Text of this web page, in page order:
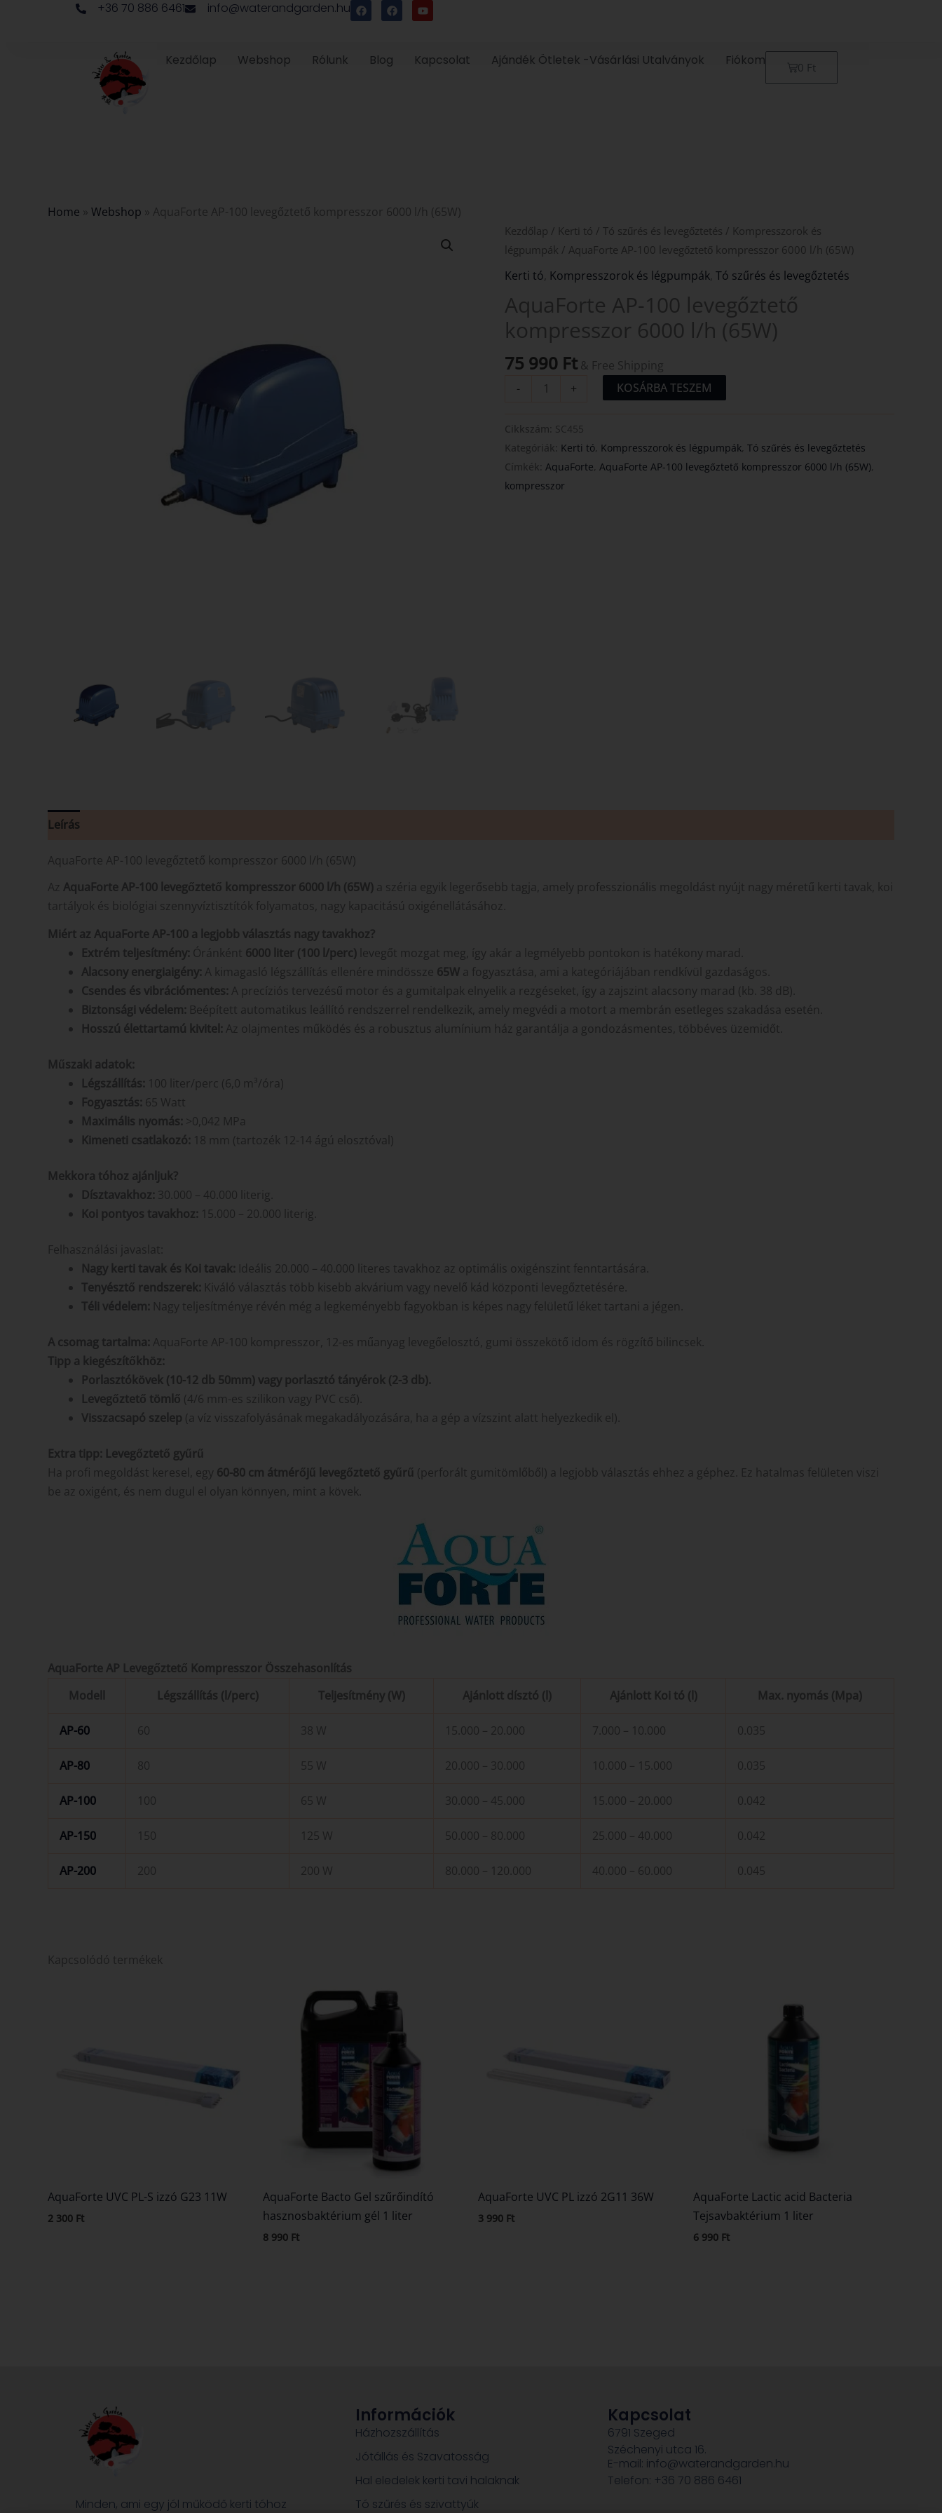
+36 70 886 6461 info@waterandgarden.hu F
a
c
F
a
c
o
o
Y
o
u
b
e
Kezdőlap Webshop Rólunk Blog Kapcsolat Ajándék Ötletek -Vásárlási Utalványok Fiókom 0 Ft
Kosár
Home » Webshop » AquaForte AP-100 levegőztető kompresszor 6000 l/h (65W)
Kezdőlap / Kerti tó /Tó szűrés és levegőztetés / Kompresszorok és
légpumpák / AquaForte AP-100 levegőztető kompresszor 6000 l/h (65W)
Kerti tó Kompresszorok és légpumpák ,Tó szűrés és levegőztetés
AquaForte AP-100 levegőztető
kompresszor 6000 l/h (65W)
75 990 Ft & Free Shipping
-
AquaForte
AP-
100
kompresszor
6000
(65W)
mennyiség
+ KOSÁRBA TESZEM
Cikkszám: SC455
Kategóriák: Kerti tó, Kompresszorok és légpumpák,Tó szűrés és levegőztetés
Címkék:AquaForte,AquaForte AP-100 levegőztető kompresszor 6000 l/h (65W),
kompresszor
Leírás
AquaForte AP-100 levegőztető kompresszor 6000 l/h (65W)
Az AquaForte AP-100 levegőztető kompresszor 6000 l/h (65W) a széria egyik legerősebb tagja, amely professzionális megoldást nyújt nagy méretű kerti tavak, koi
tartályok és biológiai szennyvíztisztítók folyamatos, nagy kapacitású oxigénellátásához.
Miért az AquaForte AP-100 a legjobb választás nagy tavakhoz?
Extrém teljesítmény: Óránként 6000 liter (100 l/perc) levegőt mozgat meg, így akár a legmélyebb pontokon is hatékony marad.
Alacsony energiaigény: A kimagasló légszállítás ellenére mindössze 65W a fogyasztása, ami a kategóriájában rendkívül gazdaságos.
Csendes és vibrációmentes: A precíziós tervezésű motor és a gumitalpak elnyelik a rezgéseket, így a zajszint alacsony marad (kb. 38 dB).
Biztonsági védelem: Beépített automatikus leállító rendszerrel rendelkezik, amely megvédi a motort a membrán esetleges szakadása esetén.
Hosszú élettartamú kivitel: Az olajmentes működés és a robusztus alumínium ház garantálja a gondozásmentes, többéves üzemidőt.
Műszaki adatok:
Légszállítás: 100 liter/perc (6,0 m³/óra)
Fogyasztás: 65 Watt
Maximális nyomás: >0,042 MPa
Kimeneti csatlakozó: 18 mm (tartozék 12-14 ágú elosztóval)
Mekkora tóhoz ajánljuk?
Dísztavakhoz: 30.000 – 40.000 literig.
Koi pontyos tavakhoz: 15.000 – 20.000 literig.
Felhasználási javaslat:
Nagy kerti tavak és Koi tavak: Ideális 20.000 – 40.000 literes tavakhoz az optimális oxigénszint fenntartására.
Tenyésztő rendszerek: Kiváló választás több kisebb akvárium vagy nevelő kád központi levegőztetésére.
Téli védelem: Nagy teljesítménye révén még a legkeményebb fagyokban is képes nagy felületű léket tartani a jégen.
A csomag tartalma: AquaForte AP-100 kompresszor, 12-es műanyag levegőelosztó, gumi összekötő idom és rögzítő bilincsek.
Tipp a kiegészítőkhöz:
Porlasztókövek (10-12 db 50mm) vagy porlasztó tányérok (2-3 db).
Levegőztető tömlő (4/6 mm-es szilikon vagy PVC cső).
Visszacsapó szelep (a víz visszafolyásának megakadályozására, ha a gép a vízszint alatt helyezkedik el).
Extra tipp: Levegőztető gyűrű
Ha profi megoldást keresel, egy 60-80 cm átmérőjű levegőztető gyűrű (perforált gumitömlőből) a legjobb választás ehhez a géphez. Ez hatalmas felületen viszi
be az oxigént, és nem dugul el olyan könnyen, mint a kövek.
AquaForte AP Levegőztető Kompresszor Összehasonlítás
Modell
Légszállítás (l/perc) Teljesítmény (W) Ajánlott dísztó (l) Ajánlott Koi tó (l) Max. nyomás (Mpa)
AP-60 60 38 W 15.000 – 20.000 7.000 – 10.000 0.035
AP-80 80 55 W 20.000 – 30.000 10.000 – 15.000 0.035
AP-100 100 65 W 30.000 – 45.000 15.000 – 20.000 0.042
AP-150 150 125 W 50.000 – 80.000 25.000 – 40.000 0.042
AP-200 200 200 W 80.000 – 120.000 40.000 – 60.000 0.045
Kapcsolódó termékek
AquaForte UVC PL-S izzó G23 11W
2 300 Ft
AquaForte Bacto Gel szűrőindító
hasznosbaktérium gél 1 liter
8 990 Ft
AquaForte UVC PL izzó 2G11 36W
3 990 Ft
AquaForte Lactic acid Bacteria
Tejsavbaktérium 1 liter
6 990 Ft
Minden, ami egy jól működő kerti tóhoz
Információk
Házhozszállítás
Jótállás és Szavatosság
Hal eledelek kerti tavi halaknak
Tó szűrés és szivattyúk
Kapcsolat
6791 Szeged
Széchenyi utca 16.
E-mail: info@waterandgarden.hu
Telefon: +36 70 886 6461